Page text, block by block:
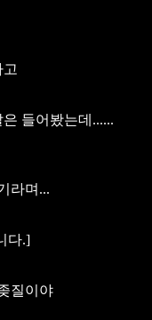
들어봤는데......
라며...
다.]
질이야